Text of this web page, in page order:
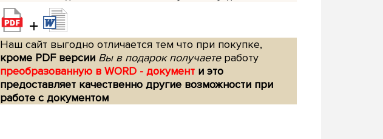
+
Наш сайт выгодно отличается тем что при покупке,
кроме PDF версии Вы в подарок получаетеработу
преобразованную в WORD - документ и это
предоставляет качественно другие возможности при
работе с документом